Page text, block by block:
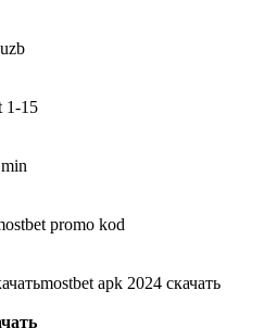
1-15
promo kod
mostbet apk 2024 скачать